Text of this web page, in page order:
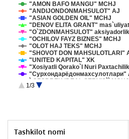
"AMON BAFO MANGU" MCHJ
"ANDIJONDONMAHSULOT" AJ
"ASIAN GOLDEN OIL" MCHJ
"DENOV ELITA GRANT"
"O`ZDONMAHSULOT"
"OCHILOV FAYZ BIZNES" MCHJ
"OLOT HAJ TEKS" MCHJ
"SHOVOT DON MAHSULOTLARI"
"UNITED KAPITAL" XK
"Xosiyatli Qorako`l Nuri
` OZODBEK IDEAL
AGF ANDIJAN GOLDEN FRUITS
XOVOS DON MAXSULOTLARI AJ
1/3
Tashkilot nomi